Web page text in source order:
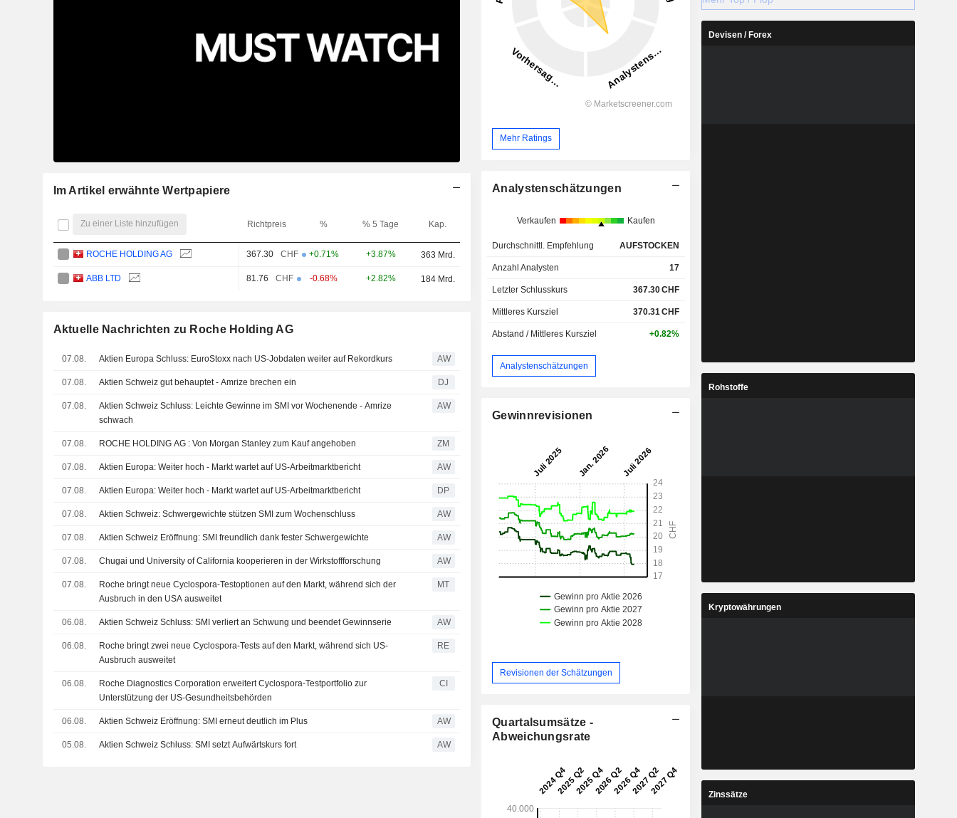
Im Artikel erwähnte Wertpapiere
Zu einer Liste hinzufügen Richtpreis % % 5 Tage Kap.
ROCHE HOLDING AG 367.30 CHF +0.71% +3.87% 363 Mrd.
ABB LTD 81.76 CHF -0.68% +2.82% 184 Mrd.
Aktuelle Nachrichten zu Roche Holding AG
07.08. Aktien Europa Schluss: EuroStoxx nach US-Jobdaten weiter auf Rekordkurs AW
07.08. Aktien Schweiz gut behauptet - Amrize brechen ein DJ
07.08.
Aktien Schweiz Schluss: Leichte Gewinne im SMI vor Wochenende - Amrize
schwach
AW
07.08. ROCHE HOLDING AG : Von Morgan Stanley zum Kauf angehoben ZM
07.08. Aktien Europa: Weiter hoch - Markt wartet auf US-Arbeitmarktbericht AW
07.08. Aktien Europa: Weiter hoch - Markt wartet auf US-Arbeitmarktbericht DP
07.08. Aktien Schweiz: Schwergewichte stützen SMI zum Wochenschluss AW
07.08. Aktien Schweiz Eröffnung: SMI freundlich dank fester Schwergewichte AW
07.08. Chugai und University of California kooperieren in der Wirkstoffforschung AW
07.08.
Roche bringt neue Cyclospora-Testoptionen auf den Markt, während sich der
Ausbruch in den USA ausweitet
MT
06.08. Aktien Schweiz Schluss: SMI verliert an Schwung und beendet Gewinnserie AW
06.08.
Roche bringt zwei neue Cyclospora-Tests auf den Markt, während sich US-
Ausbruch ausweitet
RE
06.08.
Roche Diagnostics Corporation erweitert Cyclospora-Testportfolio zur
Unterstützung der US-Gesundheitsbehörden
CI
06.08. Aktien Schweiz Eröffnung: SMI erneut deutlich im Plus AW
05.08. Aktien Schweiz Schluss: SMI setzt Aufwärtskurs fort AW
Mehr Ratings
Analystenschätzungen
Verkaufen Kaufen
Durchschnittl. Empfehlung AUFSTOCKEN
Anzahl Analysten 17
Letzter Schlusskurs 367.30CHF
Mittleres Kursziel 370.31CHF
Abstand / Mittleres Kursziel +0.82%
Analystenschätzungen
Gewinnrevisionen
Revisionen der Schätzungen
Quartalsumsätze -
Abweichungsrate
Devisen / Forex
Rohstoffe
Kryptowährungen
Zinssätze